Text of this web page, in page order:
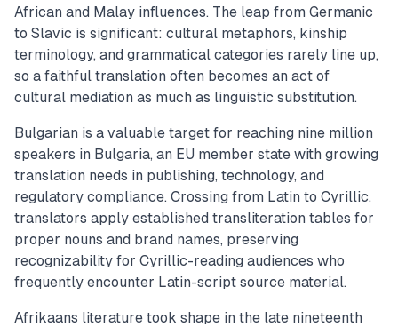
African and Malay influences. The leap from Germanic
to Slavic is significant: cultural metaphors, kinship
terminology, and grammatical categories rarely line up,
so a faithful translation often becomes an act of
cultural mediation as much as linguistic substitution.
Bulgarian is a valuable target for reaching nine million
speakers in Bulgaria, an EU member state with growing
translation needs in publishing, technology, and
regulatory compliance. Crossing from Latin to Cyrillic,
translators apply established transliteration tables for
proper nouns and brand names, preserving
recognizability for Cyrillic-reading audiences who
frequently encounter Latin-script source material.
Afrikaans literature took shape in the late nineteenth